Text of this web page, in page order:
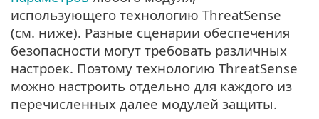
использующего технологию ThreatSense
(см. ниже). Разные сценарии обеспечения
безопасности могут требовать различных
настроек. Поэтому технологию ThreatSense
можно настроить отдельно для каждого из
перечисленных далее модулей защиты.